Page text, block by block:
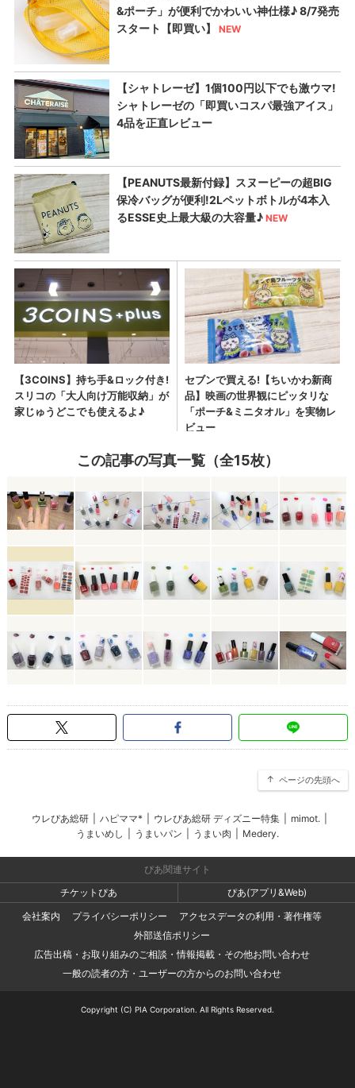
この記事の写真一覧（全15枚）
ページの先頭へ
ウレぴあ総研 ハピママ* ウレぴあ総研 ディズニー特集 mimot.
うまいめし
うまいパン うまい肉 Medery.
ぴあ関連サイト
チケットぴあ
ぴあ(アプリ&Web)
会社案内
プライバシーポリシー
アクセスデータの利用・著作権等
外部送信ポリシー
広告出稿・お取り組みのご相談・情報掲載・その他お問い合わせ
一般の読者の方・ユーザーの方からのお問い合わせ
Copyright (C) PIA Corporation. All Rights Reserved.